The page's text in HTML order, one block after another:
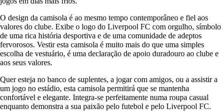
O design da camisola é ao mesmo tempo contemporâneo e fiel aos
valores do clube. Exibe o logo do Liverpool FC com orgulho, símbolo
de uma rica história desportiva e de uma comunidade de adeptos
fervorosos. Vestir esta camisola é muito mais do que uma simples
escolha de vestuário, é uma declaração de apoio duradouro ao clube e
aos seus valores.
Quer esteja no banco de suplentes, a jogar com amigos, ou a assistir a
um jogo no estádio, esta camisola permitirá que se mantenha
confortável e elegante. Integra-se perfeitamente numa roupa casual
enquanto demonstra a sua paixão pelo futebol e pelo Liverpool FC.